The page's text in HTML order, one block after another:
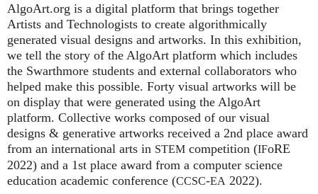
AlgoArt.org is a digital platform that brings together
Artists and Technologists to create algorithmically
generated visual designs and artworks. In this exhibition,
we tell the story of the AlgoArt platform which includes
the Swarthmore students and external collaborators who
helped make this possible. Forty visual artworks will be
on display that were generated using the AlgoArt
platform. Collective works composed of our visual
designs & generative artworks received a 2nd place award
from an international arts in STEM competition (IFoRE
2022) and a 1st place award from a computer science
education academic conference (CCSC-EA 2022).